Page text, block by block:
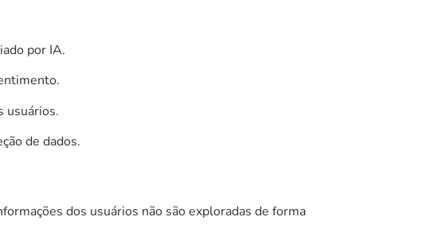
por IA.
usuários.
de dados.
dos usuários não são exploradas de forma